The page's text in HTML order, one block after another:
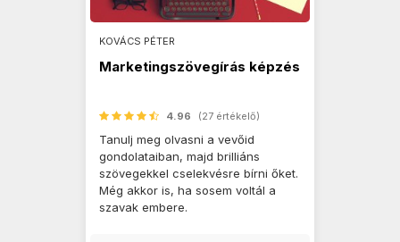
KOVÁCS PÉTER
Marketingszövegírás képzés
4.96 (27 értékelő)
Tanulj meg olvasni a vevőid
gondolataiban, majd brilliáns
szövegekkel cselekvésre bírni őket.
Még akkor is, ha sosem voltál a
szavak embere.